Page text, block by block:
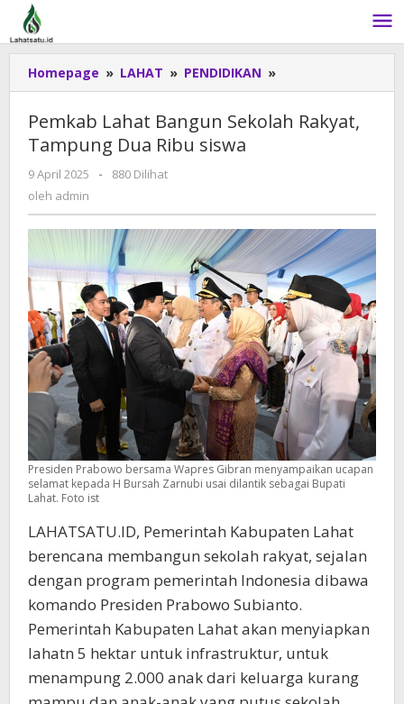
Lewati
konten
Homepage » LAHAT » PENDIDIKAN »
Lahat
Bangun
Sekolah
Pemkab Lahat Bangun Sekolah Rakyat,
Tampung Dua Ribu siswa
9 April 2025
oleh
-
880 Dilihat
oleh admin
Presiden Prabowo bersama Wapres Gibran menyampaikan ucapan
selamat kepada H Bursah Zarnubi usai dilantik sebagai Bupati
Lahat. Foto ist
LAHATSATU.ID, Pemerintah Kabupaten Lahat
berencana membangun sekolah rakyat, sejalan
dengan program pemerintah Indonesia dibawa
komando Presiden Prabowo Subianto.
Pemerintah Kabupaten Lahat akan menyiapkan
lahatn 5 hektar untuk infrastruktur, untuk
menampung 2.000 anak dari keluarga kurang